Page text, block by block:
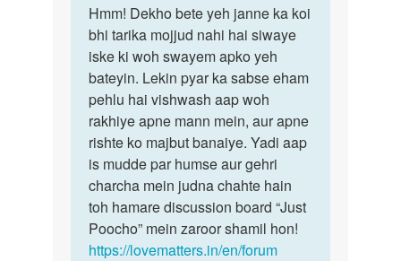
to
Sir
me
ye
kaise
pata
lagau…
by
Balveer
Hmm!
Dekho
bete
yeh
janne
ka…
Hmm! Dekho bete yeh janne ka koi
bhi tarika mojjud nahi hai siwaye
iske ki woh swayem apko yeh
bateyin. Lekin pyar ka sabse eham
pehlu hai vishwash aap woh
rakhiye apne mann mein, aur apne
rishte ko majbut banaiye. Yadi aap
is mudde par humse aur gehri
charcha mein judna chahte hain
toh hamare discussion board “Just
Poocho” mein zaroor shamil hon!
https://lovematters.in/en/forum